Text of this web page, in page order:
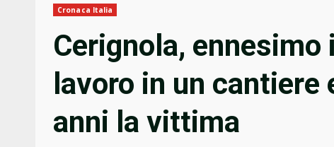
Cronaca Italia
Cerignola,
lavoro in un
anni la vittima